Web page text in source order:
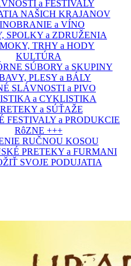
a FESTIVALY
NAŠICH KRAJANOV
a VÍNO
SPOLKY a ZDRUŽENIA
TRHY a HODY
KULTÚRA
SÚBORY a SKUPINY
PLESY a BÁLY
SLÁVNOSTI a PIVO
a CYKLISTIKA
a SÚŤAŽE
FESTIVALY a PRODUKCIE
RôZNE +++
RUČNOU KOSOU
PRETEKY a FURMANI
SVOJE PODUJATIA